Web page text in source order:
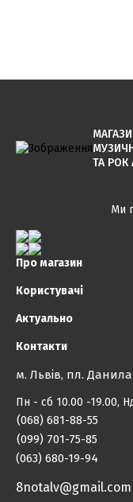
ТА РОК
Ми
Контакти
м. Львів, пл.
Пн - сб 10.00 -19.00,
(068) 681-88-55
(099) 701-75-85
(063) 680-19-94
8notalv@gmail.com
Про магазин
Користувачі
Актуально